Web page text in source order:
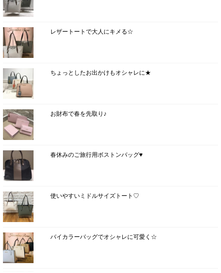
レザートートで大人にキメる☆
ちょっとしたお出かけもオシャレに★
お財布で春を先取り♪
春休みのご旅行用ボストンバッグ♥
使いやすいミドルサイズトート♡
バイカラーバッグでオシャレに可愛く☆